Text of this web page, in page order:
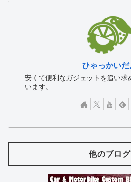
ひゃっかいだ
安くて便利なガジェットを追い求
います。
他のブログ